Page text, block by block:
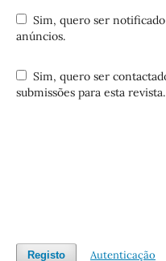
anúncios.
submissões para esta revista.
Registo Autenticação